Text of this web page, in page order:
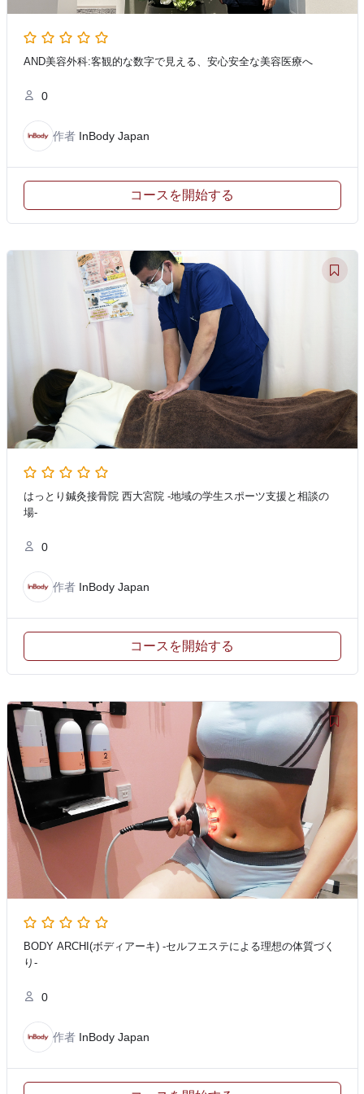
AND美容外科:客観的な数字で見える、安心安全な美容医療へ
0
作者 InBody Japan
コースを開始する
はっとり鍼灸接骨院 西大宮院 -地域の学生スポーツ支援と相談の
場-
0
作者 InBody Japan
コースを開始する
BODY ARCHI(ボディアーキ) -セルフエステによる理想の体質づく
り-
0
作者 InBody Japan